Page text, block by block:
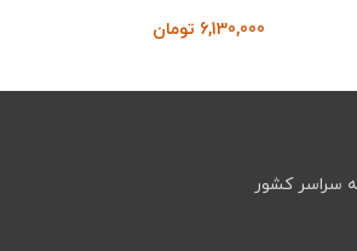
6,130,000 تومان
سراسر کشور